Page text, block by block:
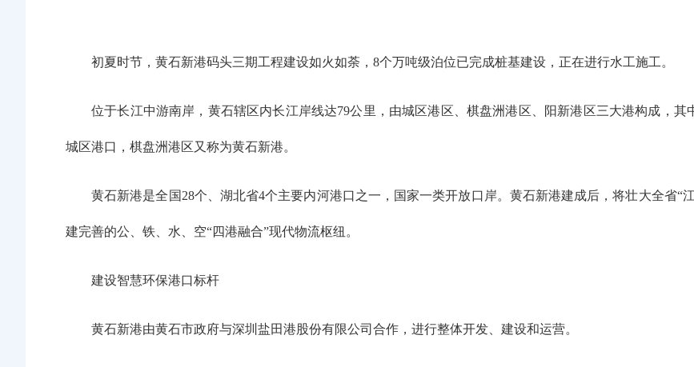
初夏时节，黄石新港码头三期工程建设如火如荼，8个万吨级泊位已完成桩基建设，正在进行水工施工。
位于长江中游南岸，黄石辖区内长江岸线达79公里，由城区港区、棋盘洲港区、阳新港区三大港构成，
城区港口，棋盘洲港区又称为黄石新港。
黄石新港是全国28个、湖北省4个主要内河港口之一，国家一类开放口岸。黄石新港建成后，将壮大全省“
建完善的公、铁、水、空“四港融合”现代物流枢纽。
建设智慧环保港口标杆
黄石新港由黄石市政府与深圳盐田港股份有限公司合作，进行整体开发、建设和运营。